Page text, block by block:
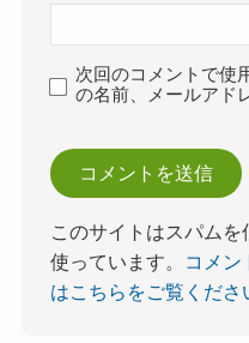
次回のコメントで使
の名前、メールアド
このサイトはスパム
使っています。
コメン
はこちらをご覧くださ